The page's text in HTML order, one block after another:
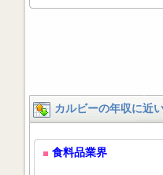
カルビーの年収に近
食料品業界